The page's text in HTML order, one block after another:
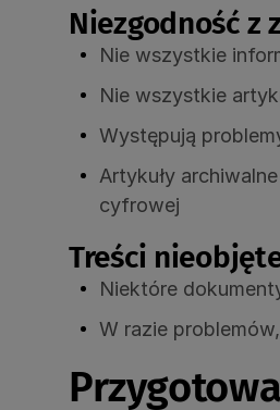
Niezgodność z
Nie wszystkie
Nie wszystkie
Występują
Artykuły
cyfrowej
Treści
Niektóre
W razie